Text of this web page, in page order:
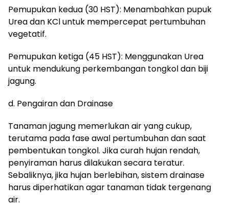
Pemupukan kedua (30 HST): Menambahkan pupuk
Urea dan KCl untuk mempercepat pertumbuhan
vegetatif.
Pemupukan ketiga (45 HST): Menggunakan Urea
untuk mendukung perkembangan tongkol dan biji
jagung.
d. Pengairan dan Drainase
Tanaman jagung memerlukan air yang cukup,
terutama pada fase awal pertumbuhan dan saat
pembentukan tongkol. Jika curah hujan rendah,
penyiraman harus dilakukan secara teratur.
Sebaliknya, jika hujan berlebihan, sistem drainase
harus diperhatikan agar tanaman tidak tergenang
air.